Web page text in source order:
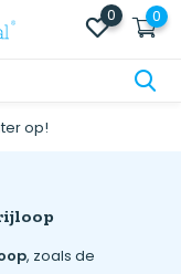
0 0
op!
, zoals de